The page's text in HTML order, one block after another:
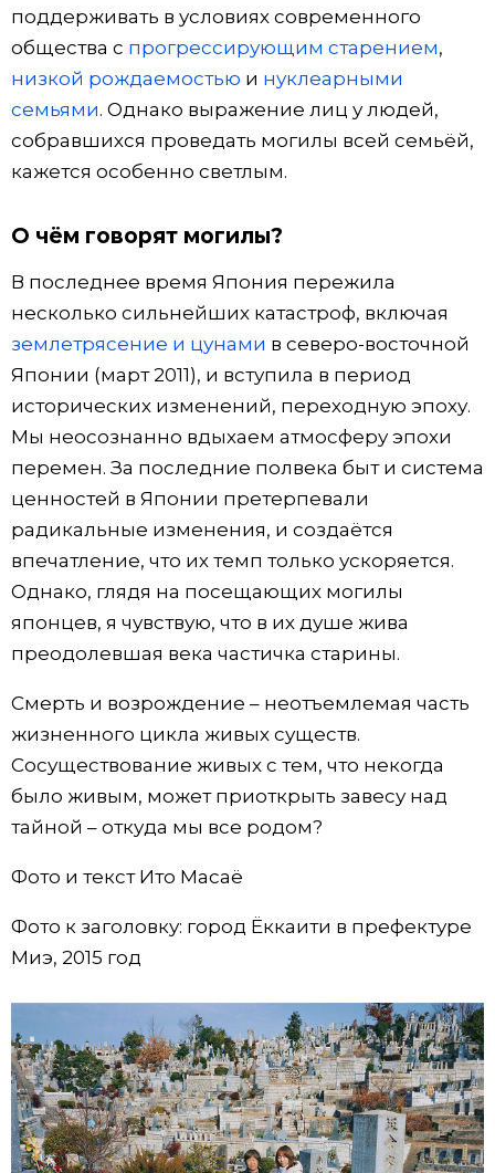
поддерживать в условиях современного
общества с прогрессирующим старением,
низкой рождаемостью и нуклеарными
семьями. Однако выражение лиц у людей,
собравшихся проведать могилы всей семьёй,
кажется особенно светлым.
О чём говорят могилы?
В последнее время Япония пережила
несколько сильнейших катастроф, включая
землетрясение и цунами в северо-восточной
Японии (март 2011), и вступила в период
исторических изменений, переходную эпоху.
Мы неосознанно вдыхаем атмосферу эпохи
перемен. За последние полвека быт и система
ценностей в Японии претерпевали
радикальные изменения, и создаётся
впечатление, что их темп только ускоряется.
Однако, глядя на посещающих могилы
японцев, я чувствую, что в их душе жива
преодолевшая века частичка старины.
Смерть и возрождение – неотъемлемая часть
жизненного цикла живых существ.
Сосуществование живых с тем, что некогда
было живым, может приоткрыть завесу над
тайной – откуда мы все родом?
Фото и текст Ито Масаё
Фото к заголовку: город Ёккаити в префектуре
Миэ, 2015 год